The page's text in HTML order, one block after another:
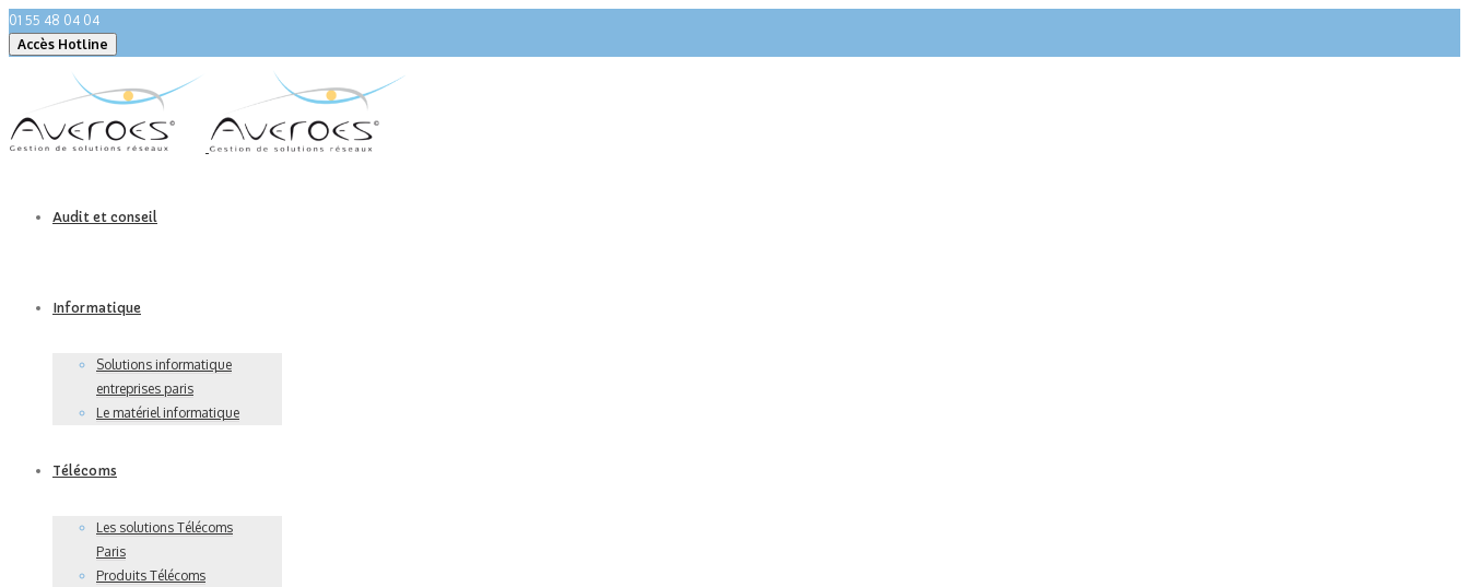
01 55 48 04 04
Audit et conseil
Informatique
Solutions informatique
entreprises paris
Le matériel informatique
Télécoms
Les solutions Télécoms
Paris
Produits Télécoms